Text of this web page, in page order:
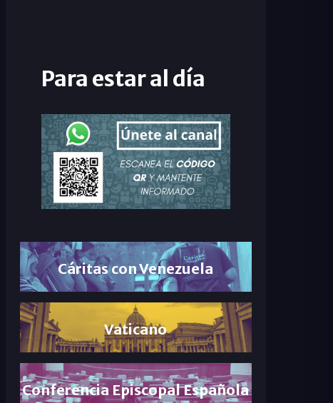
Para estar al día
Cáritas con Venezuela
Vaticano
Conferencia Episcopal Española